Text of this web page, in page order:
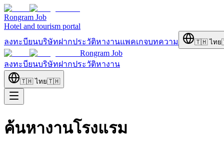
Rongram Job
Hotel and tourism portal
ลงทะบียนบริษัทฝากประวัติหางานแพคเกจบทความ 🇹🇭 ไทย
Rongram Job
ลงทะบียนบริษัทฝากประวัติหางาน
🇹🇭 ไทย🇹🇭
ค้นหางานโรงแรม